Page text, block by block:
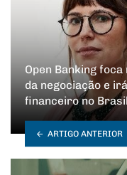
Open Banking
da negociação e
financeiro no Brasil
ARTIGO ANTERIOR